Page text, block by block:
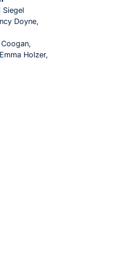
Siegel
Doyne,
Holzer,